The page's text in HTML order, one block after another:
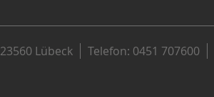
23560 Lübeck Telefon: 0451 707600